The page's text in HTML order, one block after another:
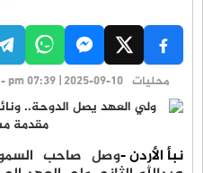
محليات pm 07:39 | 2025-09-10 - الأربعاء
نبأ الأردن -وصل صاحب السمو